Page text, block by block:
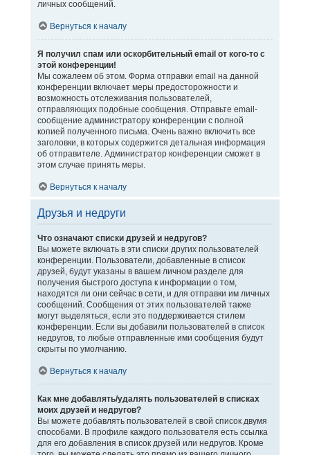
личных сообщений.
Вернуться к началу
Я получил спам или оскорбительный email от кого-то с
этой конференции!
Мы сожалеем об этом. Форма отправки email на данной
конференции включает меры предосторожности и
возможность отслеживания пользователей,
отправляющих подобные сообщения. Отправьте email-
сообщение администратору конференции с полной
копией полученного письма. Очень важно включить все
заголовки, в которых содержится детальная информация
об отправителе. Администратор конференции сможет в
этом случае принять меры.
Вернуться к началу
Друзья и недруги
Что означают списки друзей и недругов?
Вы можете включать в эти списки других пользователей
конференции. Пользователи, добавленные в список
друзей, будут указаны в вашем личном разделе для
получения быстрого доступа к информации о том,
находятся ли они сейчас в сети, и для отправки им личных
сообщений. Сообщения от этих пользователей также
могут выделяться, если это поддерживается стилем
конференции. Если вы добавили пользователей в список
недругов, то любые отправленные ими сообщения будут
скрыты по умолчанию.
Вернуться к началу
Как мне добавлять/удалять пользователей в списках
моих друзей и недругов?
Вы можете добавлять пользователей в свой список двумя
способами. В профиле каждого пользователя есть ссылка
для его добавления в список друзей или недругов. Кроме